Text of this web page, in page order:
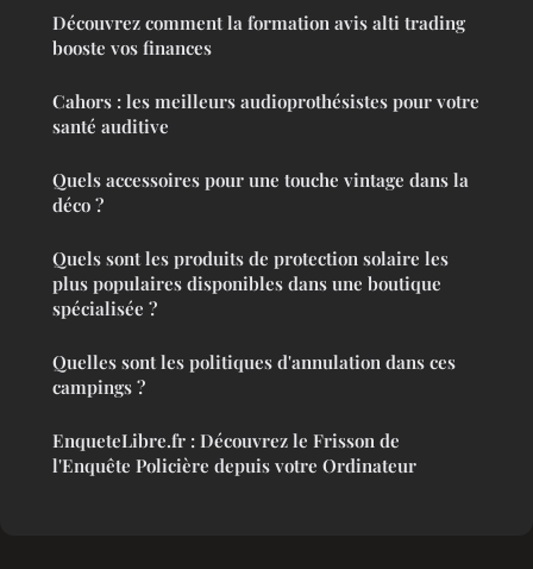
Découvrez comment la formation avis alti trading
booste vos finances
Cahors : les meilleurs audioprothésistes pour votre
santé auditive
Quels accessoires pour une touche vintage dans la
déco ?
Quels sont les produits de protection solaire les
plus populaires disponibles dans une boutique
spécialisée ?
Quelles sont les politiques d'annulation dans ces
campings ?
EnqueteLibre.fr : Découvrez le Frisson de
l'Enquête Policière depuis votre Ordinateur